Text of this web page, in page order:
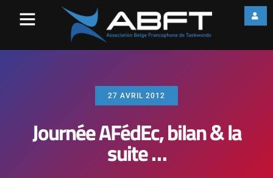
27 AVRIL 2012
Journée AFédEc, bilan & la
suite …